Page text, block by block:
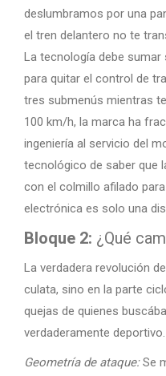
deslumbramos por una
el tren delantero no te
La tecnología debe sumar
para quitar el control de
tres submenús mientras
100 km/h, la marca ha
ingeniería al servicio del
tecnológico de saber que
con el colmillo afilado
electrónica es solo una
Bloque 2: ¿Qué
La verdadera revolución
culata, sino en la parte
quejas de quienes
verdaderamente deportivo.
Geometría de ataque:Se